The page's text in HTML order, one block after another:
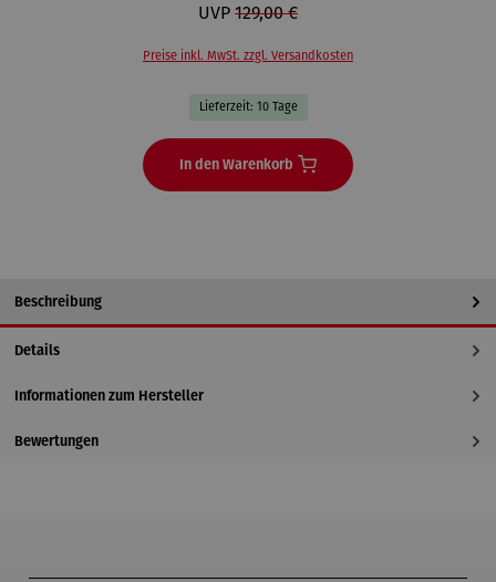
UVP 129,00 €
Preise inkl. MwSt. zzgl. Versandkosten
Lieferzeit: 10 Tage
In den Warenkorb
Beschreibung
Details
Informationen zum Hersteller
Bewertungen